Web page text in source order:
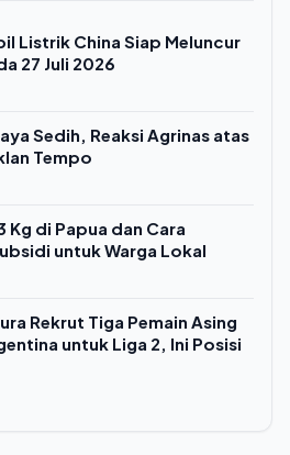
Listrik China Siap Meluncur
27 Juli 2026
Sedih, Reaksi Agrinas atas
Tempo
Kg di Papua dan Cara
untuk Warga Lokal
Rekrut Tiga Pemain Asing
untuk Liga 2, Ini Posisi